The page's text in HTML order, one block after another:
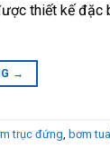
thiết kế
→
trục đứng, bơm